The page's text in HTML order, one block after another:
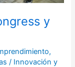
y
,
/ Innovación y